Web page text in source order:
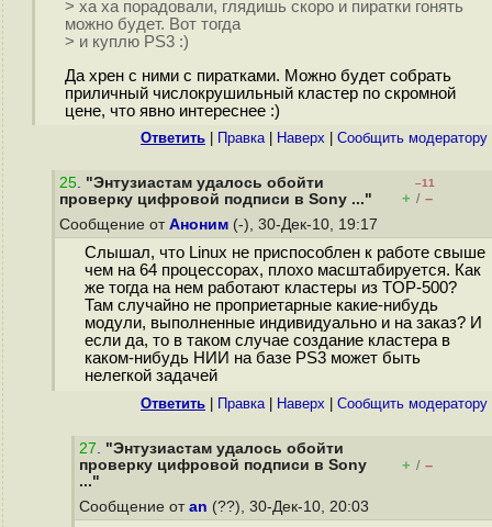
> ха ха порадовали, глядишь скоро и пиратки гонять
можно будет. Вот тогда
> и куплю PS3 :)
Да хрен с ними с пиратками. Можно будет собрать
приличный числокрушильный кластер по скромной
цене, что явно интереснее :)
Ответить Правка| Наверх Cообщить модератору
25. "Энтузиастам удалось обойти
проверку цифровой подписи в Sony ..."
–11
+ / –
Сообщение от Аноним (-), 30-Дек-10, 19:17
Слышал, что Linux не приспособлен к работе свыше
чем на 64 процессорах, плохо масштабируется. Как
же тогда на нем работают кластеры из TOP-500?
Там случайно не проприетарные какие-нибудь
модули, выполненные индивидуально и на заказ? И
если да, то в таком случае создание кластера в
каком-нибудь НИИ на базе PS3 может быть
нелегкой задачей
Ответить Правка| Наверх Cообщить модератору
27. "Энтузиастам удалось обойти
проверку цифровой подписи в Sony
..."
+ / –
Сообщение от an (??), 30-Дек-10, 20:03